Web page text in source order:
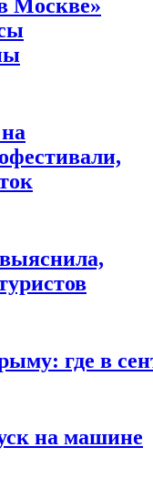
Москве»
где в
на машине